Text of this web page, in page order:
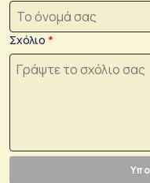
Σχόλιο